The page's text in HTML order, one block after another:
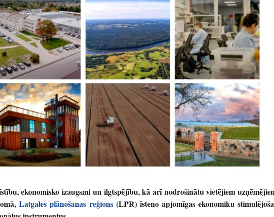
ekonomisko izaugsmi un ilgtspējību, kā arī nodrošinātu vietējiem
Latgales plānošanas reģions(LPR) īsteno apjomīgas ekonomiku